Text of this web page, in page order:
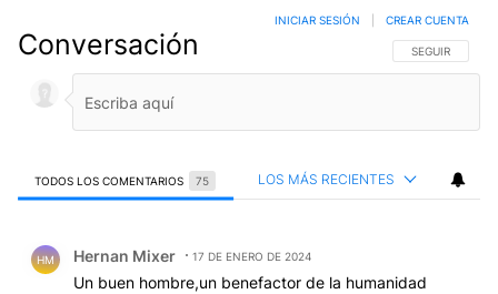
Conversación SIGA ESTA
SEGUIR
INICIAR SESIÓN CREAR CUENTA
TODOS LOS COMENTARIOS 75 LOS MÁS RECIENTES
HM Hernan Mixer 17 DE ENERO DE 2024
Un buen hombre,un benefactor de la humanidad